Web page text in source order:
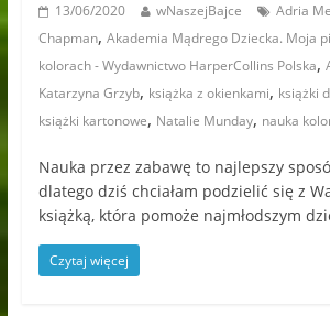
13/06/2020 wNaszejBajce Adria
Chapman, Akademia Mądrego Dziecka. Moja
kolorach - Wydawnictwo HarperCollins Polska,
Katarzyna Grzyb, książka z okienkami, książki
książki kartonowe, Natalie Munday, nauka
Nauka przez zabawę to najlepszy
dlatego dziś chciałam podzielić się z
książką, która pomoże najmłodszym
Czytaj więcej